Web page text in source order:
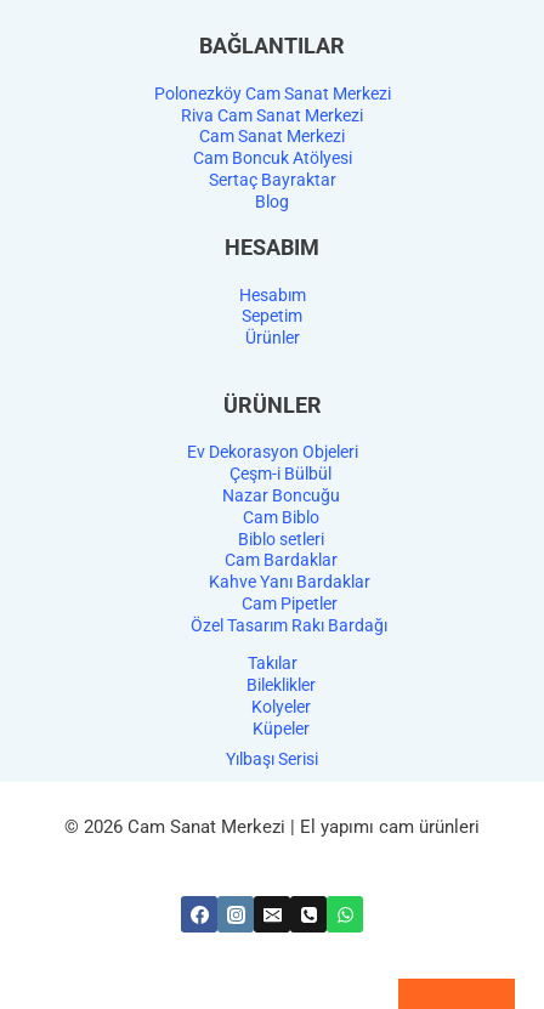
BAĞLANTILAR
Polonezköy Cam Sanat Merkezi
Riva Cam Sanat Merkezi
Cam Sanat Merkezi
Cam Boncuk Atölyesi
Sertaç Bayraktar
Blog
HESABIM
Hesabım
Sepetim
Ürünler
ÜRÜNLER
Ev Dekorasyon Objeleri
Çeşm-i Bülbül
Nazar Boncuğu
Cam Biblo
Biblo setleri
Cam Bardaklar
Kahve Yanı Bardaklar
Cam Pipetler
Özel Tasarım Rakı Bardağı
Takılar
Bileklikler
Kolyeler
Küpeler
Yılbaşı Serisi
© 2026 Cam Sanat Merkezi | El yapımı cam ürünleri